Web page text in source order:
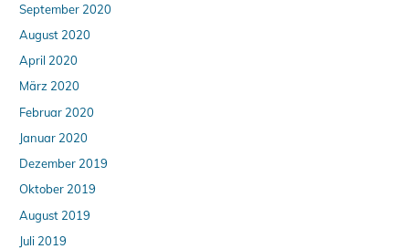
September 2020
August 2020
April 2020
März 2020
Februar 2020
Januar 2020
Dezember 2019
Oktober 2019
August 2019
Juli 2019